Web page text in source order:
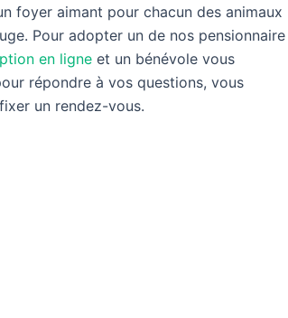
foyer aimant pour chacun des animaux
Pour adopter un de nos pensionnaire
en ligne et un bénévole vous
répondre à vos questions, vous
un rendez-vous.